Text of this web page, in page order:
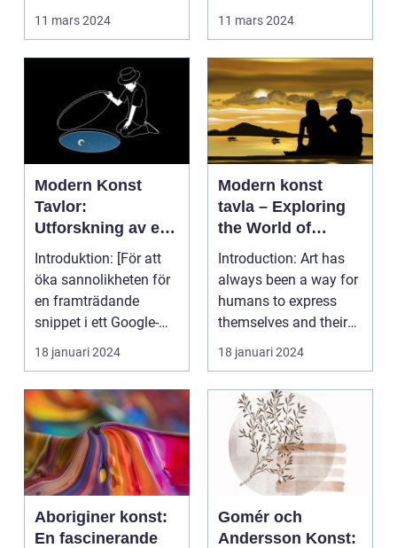
11 mars 2024 11 mars 2024
Modern Konst
Tavlor:
Utforskning av ett
Kreativt Uttryck
Introduktion: [För att
öka sannolikheten för
en framträdande
snippet i ett Google-
sök är det viktigt...
18 januari 2024
Modern konst
tavla – Exploring
the World of
Contemporary Art
Introduction: Art has
always been a way for
humans to express
themselves and their
experiences. Over...
18 januari 2024
Aboriginer konst:
En fascinerande
Gomér och
Andersson Konst: